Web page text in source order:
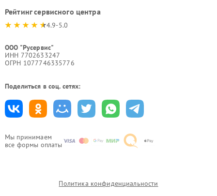
Мы принимаем
все формы оплаты
Рейтинг сервисного центра
4.9-5.0
ООО "Русервис"
ИНН 7702633247
ОГРН 1077746335776
Поделиться в соц. сетях:
Политика конфиденциальности